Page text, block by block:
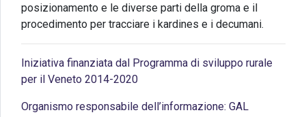
posizionamento e le diverse parti della groma e il
procedimento per tracciare i kardines e i decumani.
Iniziativa finanziata dal Programma di sviluppo rurale
per il Veneto 2014-2020
Organismo responsabile dell’informazione: GAL